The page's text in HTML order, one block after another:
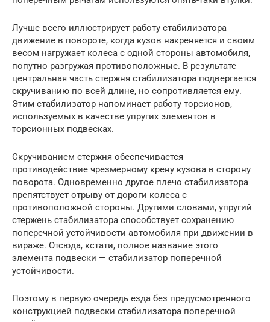
Лучше всего иллюстрирует работу стабилизатора
движение в повороте, когда кузов накреняется и своим
весом нагружает колеса с одной стороны автомобиля,
попутно разгружая противоположные. В результате
центральная часть стержня стабилизатора подвергается
скручиванию по всей длине, но сопротивляется ему.
Этим стабилизатор напоминает работу торсионов,
используемых в качестве упругих элементов в
торсионных подвесках.
Скручиванием стержня обеспечивается
противодействие чрезмерному крену кузова в сторону
поворота. Одновременно другое плечо стабилизатора
препятствует отрыву от дороги колеса с
противоположной стороны. Другими словами, упругий
стержень стабилизатора способствует сохранению
поперечной устойчивости автомобиля при движении в
вираже. Отсюда, кстати, полное название этого
элемента подвески — стабилизатор поперечной
устойчивости.
Поэтому в первую очередь езда без предусмотренного
конструкцией подвески стабилизатора поперечной